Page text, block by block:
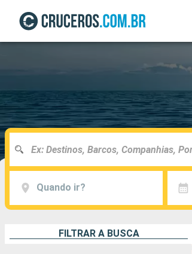
Quando ir?
FILTRAR A BUSCA